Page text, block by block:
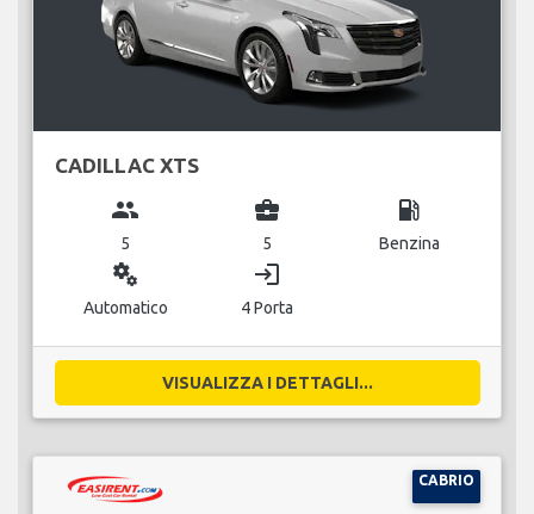
CADILLAC XTS
group
5
business_center
5
local_gas_station
Benzina
miscellaneous_services
Automatico
login
4 Porta
VISUALIZZA I DETTAGLI...
CABRIO